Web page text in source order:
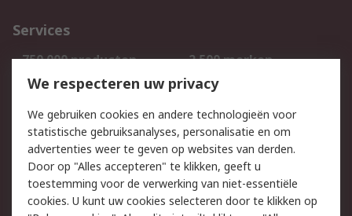
Services
750.000 producten
2.500 merken
Bestellen
Inkoopoplossingen
Track & Trace
Wettelijk
Cookiebeleid
Email veiligheid
We respecteren uw privacy
We gebruiken cookies en andere technologieën voor
statistische gebruiksanalyses, personalisatie en om
advertenties weer te geven op websites van derden.
Door op "Alles accepteren" te klikken, geeft u
toestemming voor de verwerking van niet-essentiële
cookies. U kunt uw cookies selecteren door te klikken op